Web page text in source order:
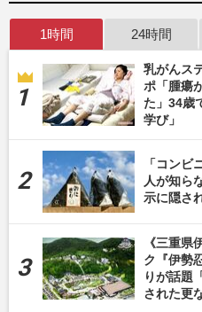
1時間 24時間
乳がんス
ポ「腫瘍
た」34歳
学び」
「コンビ
人が知ら
示に隠さ
《三重県
ク『伊勢
りが話題
された更